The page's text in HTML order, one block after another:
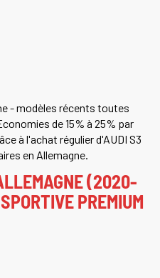
- modèles récents toutes
de 15% à 25% par
à l'achat régulier d'AUDI S3
en Allemagne.
(2020-
PREMIUM